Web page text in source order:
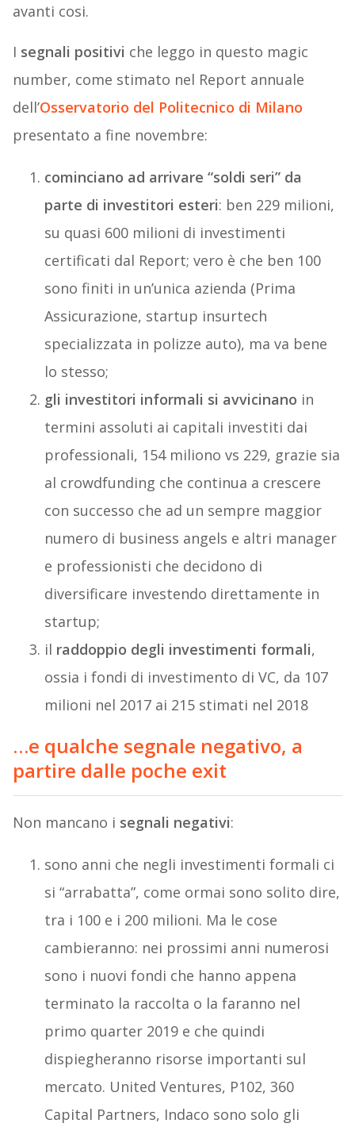
avanti cosi.
I segnali positivi che leggo in questo magic
number, come stimato nel Report annuale
dell’Osservatorio del Politecnico di Milano
presentato a fine novembre:
cominciano ad arrivare “soldi seri” da
parte di investitori esteri: ben 229 milioni,
su quasi 600 milioni di investimenti
certificati dal Report; vero è che ben 100
sono finiti in un’unica azienda (Prima
Assicurazione, startup insurtech
specializzata in polizze auto), ma va bene
lo stesso;
gli investitori informali si avvicinano in
termini assoluti ai capitali investiti dai
professionali, 154 miliono vs 229, grazie sia
al crowdfunding che continua a crescere
con successo che ad un sempre maggior
numero di business angels e altri manager
e professionisti che decidono di
diversificare investendo direttamente in
startup;
il raddoppio degli investimenti formali,
ossia i fondi di investimento di VC, da 107
milioni nel 2017 ai 215 stimati nel 2018
…e qualche segnale negativo, a
partire dalle poche exit
Non mancano i segnali negativi:
sono anni che negli investimenti formali ci
si “arrabatta”, come ormai sono solito dire,
tra i 100 e i 200 milioni. Ma le cose
cambieranno: nei prossimi anni numerosi
sono i nuovi fondi che hanno appena
terminato la raccolta o la faranno nel
primo quarter 2019 e che quindi
dispiegheranno risorse importanti sul
mercato. United Ventures, P102, 360
Capital Partners, Indaco sono solo gli